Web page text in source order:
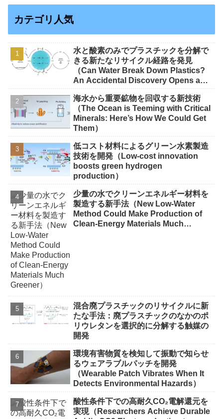
カテゴリ人気
水と酸素のみでプラスチックを分解で
きる新たなリサイクル経路を発見
（Can Water Break Down Plastics?
An Accidental Discovery Opens a
海水から重要鉱物を回収する新技術
（The Ocean is Teeming with Critical
Minerals: Here’s How We Could Get
Them）
低コスト材料によるグリーン水素製造
技術を開発（Low-cost innovation
boosts green hydrogen
production）
少量の水でクリーンエネルギー材料を
製造する新手法（New Low-Water
Method Could Make Production of
Clean-Energy Materials Much
混合廃プラスチックのリサイクルに新
たな手法：廃プラスチックのなかのポ
リウレタンを選択的に分解する触媒の
開発
環境有害物質を検知して振動で知らせ
るウェアラブルパッチを開発
（Wearable Patch Vibrates When It
Detects Environmental Hazards）
酸性条件下での高耐久CO₂電解還元を
実現（Researchers Achieve Durable